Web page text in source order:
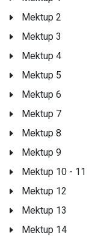
Mektup 2
Mektup 3
Mektup 4
Mektup 5
Mektup 6
Mektup 7
Mektup 8
Mektup 9
Mektup 10 - 11
Mektup 12
Mektup 13
Mektup 14